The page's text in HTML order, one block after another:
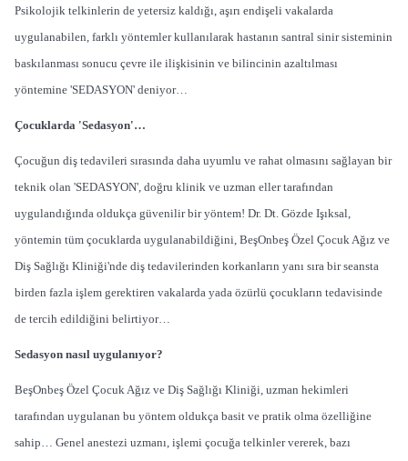
Psikolojik telkinlerin de yetersiz kaldığı, aşırı endişeli vakalarda
uygulanabilen, farklı yöntemler kullanılarak hastanın santral sinir sisteminin
baskılanması sonucu çevre ile ilişkisinin ve bilincinin azaltılması
yöntemine 'SEDASYON' deniyor…
Çocuklarda 'Sedasyon'…
Çocuğun diş tedavileri sırasında daha uyumlu ve rahat olmasını sağlayan bir
teknik olan 'SEDASYON', doğru klinik ve uzman eller tarafından
uygulandığında oldukça güvenilir bir yöntem! Dr. Dt. Gözde Işıksal,
yöntemin tüm çocuklarda uygulanabildiğini, BeşOnbeş Özel Çocuk Ağız ve
Diş Sağlığı Kliniği'nde diş tedavilerinden korkanların yanı sıra bir seansta
birden fazla işlem gerektiren vakalarda yada özürlü çocukların tedavisinde
de tercih edildiğini belirtiyor…
Sedasyon nasıl uygulanıyor?
BeşOnbeş Özel Çocuk Ağız ve Diş Sağlığı Kliniği, uzman hekimleri
tarafından uygulanan bu yöntem oldukça basit ve pratik olma özelliğine
sahip… Genel anestezi uzmanı, işlemi çocuğa telkinler vererek, bazı